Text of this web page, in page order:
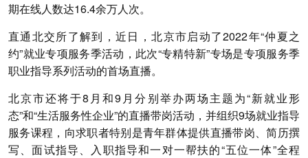
期在线人数达16.4余万人次。
直通北交所了解到，近日，北京市启动了2022年“仲夏之
约”就业专项服务季活动，此次“专精特新”专场是专项服务季
职业指导系列活动的首场直播。
北京市还将于8月和9月分别举办两场主题为“新就业形
态”和“生活服务性企业”的直播带岗活动，并组织9场就业指导
服务课程，向求职者特别是青年群体提供直播带岗、简历撰
写、面试指导、入职指导和一对一帮扶的“五位一体”全程